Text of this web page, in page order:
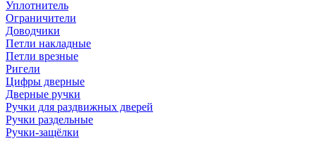
Уплотнитель
Ограничители
Доводчики
Петли накладные
Петли врезные
Ригели
Цифры дверные
Дверные ручки
Ручки для раздвижных дверей
Ручки раздельные
Ручки-защёлки